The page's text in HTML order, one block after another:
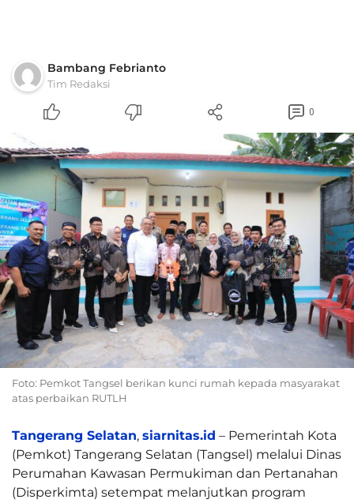
Bambang Febrianto
Tim Redaksi
0
Foto: Pemkot Tangsel berikan kunci rumah kepada masyarakat
atas perbaikan RUTLH
Tangerang Selatan, siarnitas.id – Pemerintah Kota
(Pemkot) Tangerang Selatan (Tangsel) melalui Dinas
Perumahan Kawasan Permukiman dan Pertanahan
(Disperkimta) setempat melanjutkan program